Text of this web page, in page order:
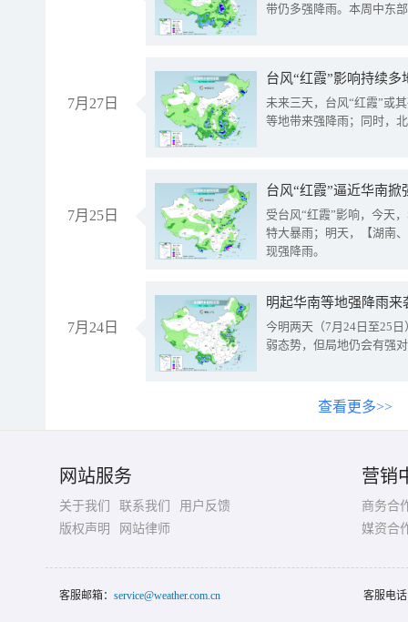
带仍多强降雨。本周中东
7月27日
台风“红霞”影响持续
未来三天，台风“红霞”或
等地带来强降雨；同时，
7月25日
台风“红霞”逼近华南
受台风“红霞”影响，今天
特大暴雨；明天，【湖南
现强降雨。
7月24日
明起华南等地强降雨
今明两天（7月24日至25
弱态势，但局地仍会有强
查看更多>>
网站服务
关于我们 联系我们
用户反馈
版权声明
网站律师
营销
商务合
媒资合
客服邮箱： service@weather.com.cn 客服电